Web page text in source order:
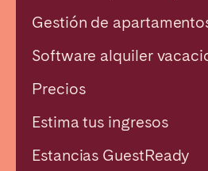
Gestión de
Software alquiler
Precios
Estima tus ingresos
Estancias GuestReady